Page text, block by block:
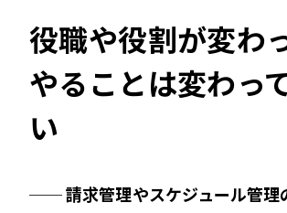
役職や役割が変わっ
やることは変わっ
い
── 請求管理やスケジュール管理